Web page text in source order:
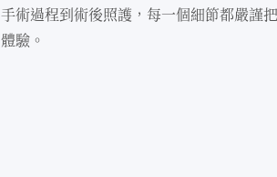
⼿術過程到術後照護，每⼀個細節都嚴謹
體驗。